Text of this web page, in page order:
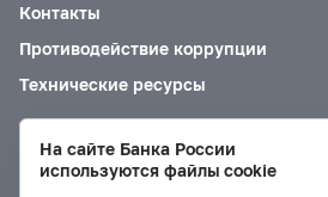
Контакты
Противодействие коррупции
Технические ресурсы
Версия для слабовидящих
На сайте Банка России
используются файлы cookie